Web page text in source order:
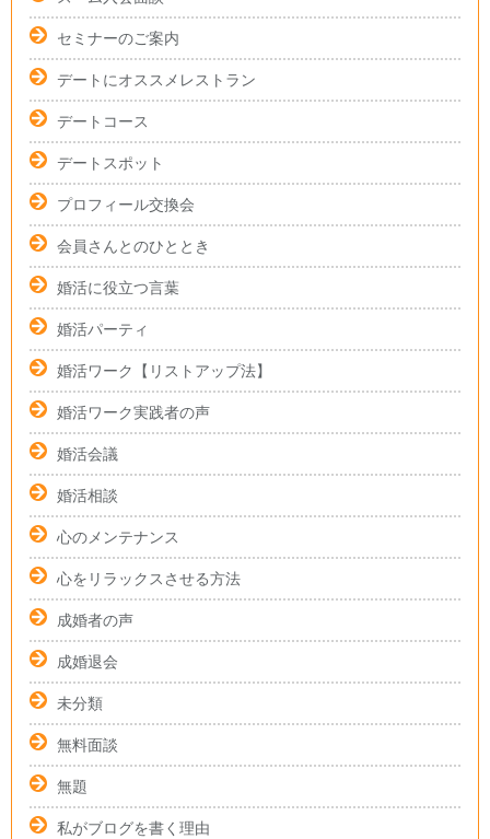
セミナーのご案内
デートにオススメレストラン
デートコース
デートスポット
プロフィール交換会
会員さんとのひととき
婚活に役立つ言葉
婚活パーティ
婚活ワーク【リストアップ法】
婚活ワーク実践者の声
婚活会議
婚活相談
心のメンテナンス
心をリラックスさせる方法
成婚者の声
成婚退会
未分類
無料面談
無題
私がブログを書く理由